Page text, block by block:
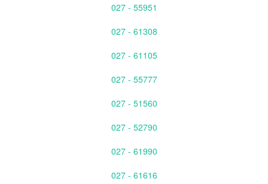
027 - 55951
027 - 61308
027 - 61105
027 - 55777
027 - 51560
027 - 52790
027 - 61990
027 - 61616